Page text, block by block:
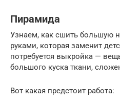
Пирамида
Узнаем, как сшить большую
руками, которая заменит
потребуется выкройка —
большого куска ткани,
Вот какая предстоит работа: